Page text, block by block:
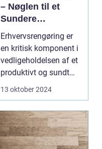
– Nøglen til et
Sundere
Arbejdsmiljø
Erhvervsrengøring er
en kritisk komponent i
vedligeholdelsen af et
produktivt og sundt
arbejd...
13 oktober 2024